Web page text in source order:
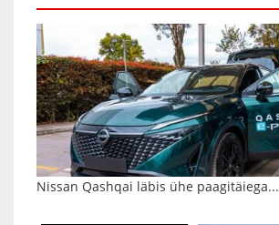
Nissan Qashqai läbis ühe paagitäiega...